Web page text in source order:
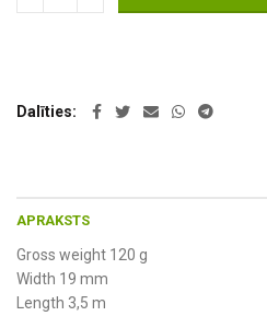
Dalīties
APRAKSTS
Gross weight 120 g
Width 19 mm
Length 3,5 m